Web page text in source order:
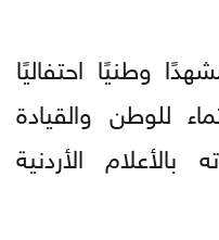
وطنيًا احتفاليًا
للوطن والقيادة
الأردنية